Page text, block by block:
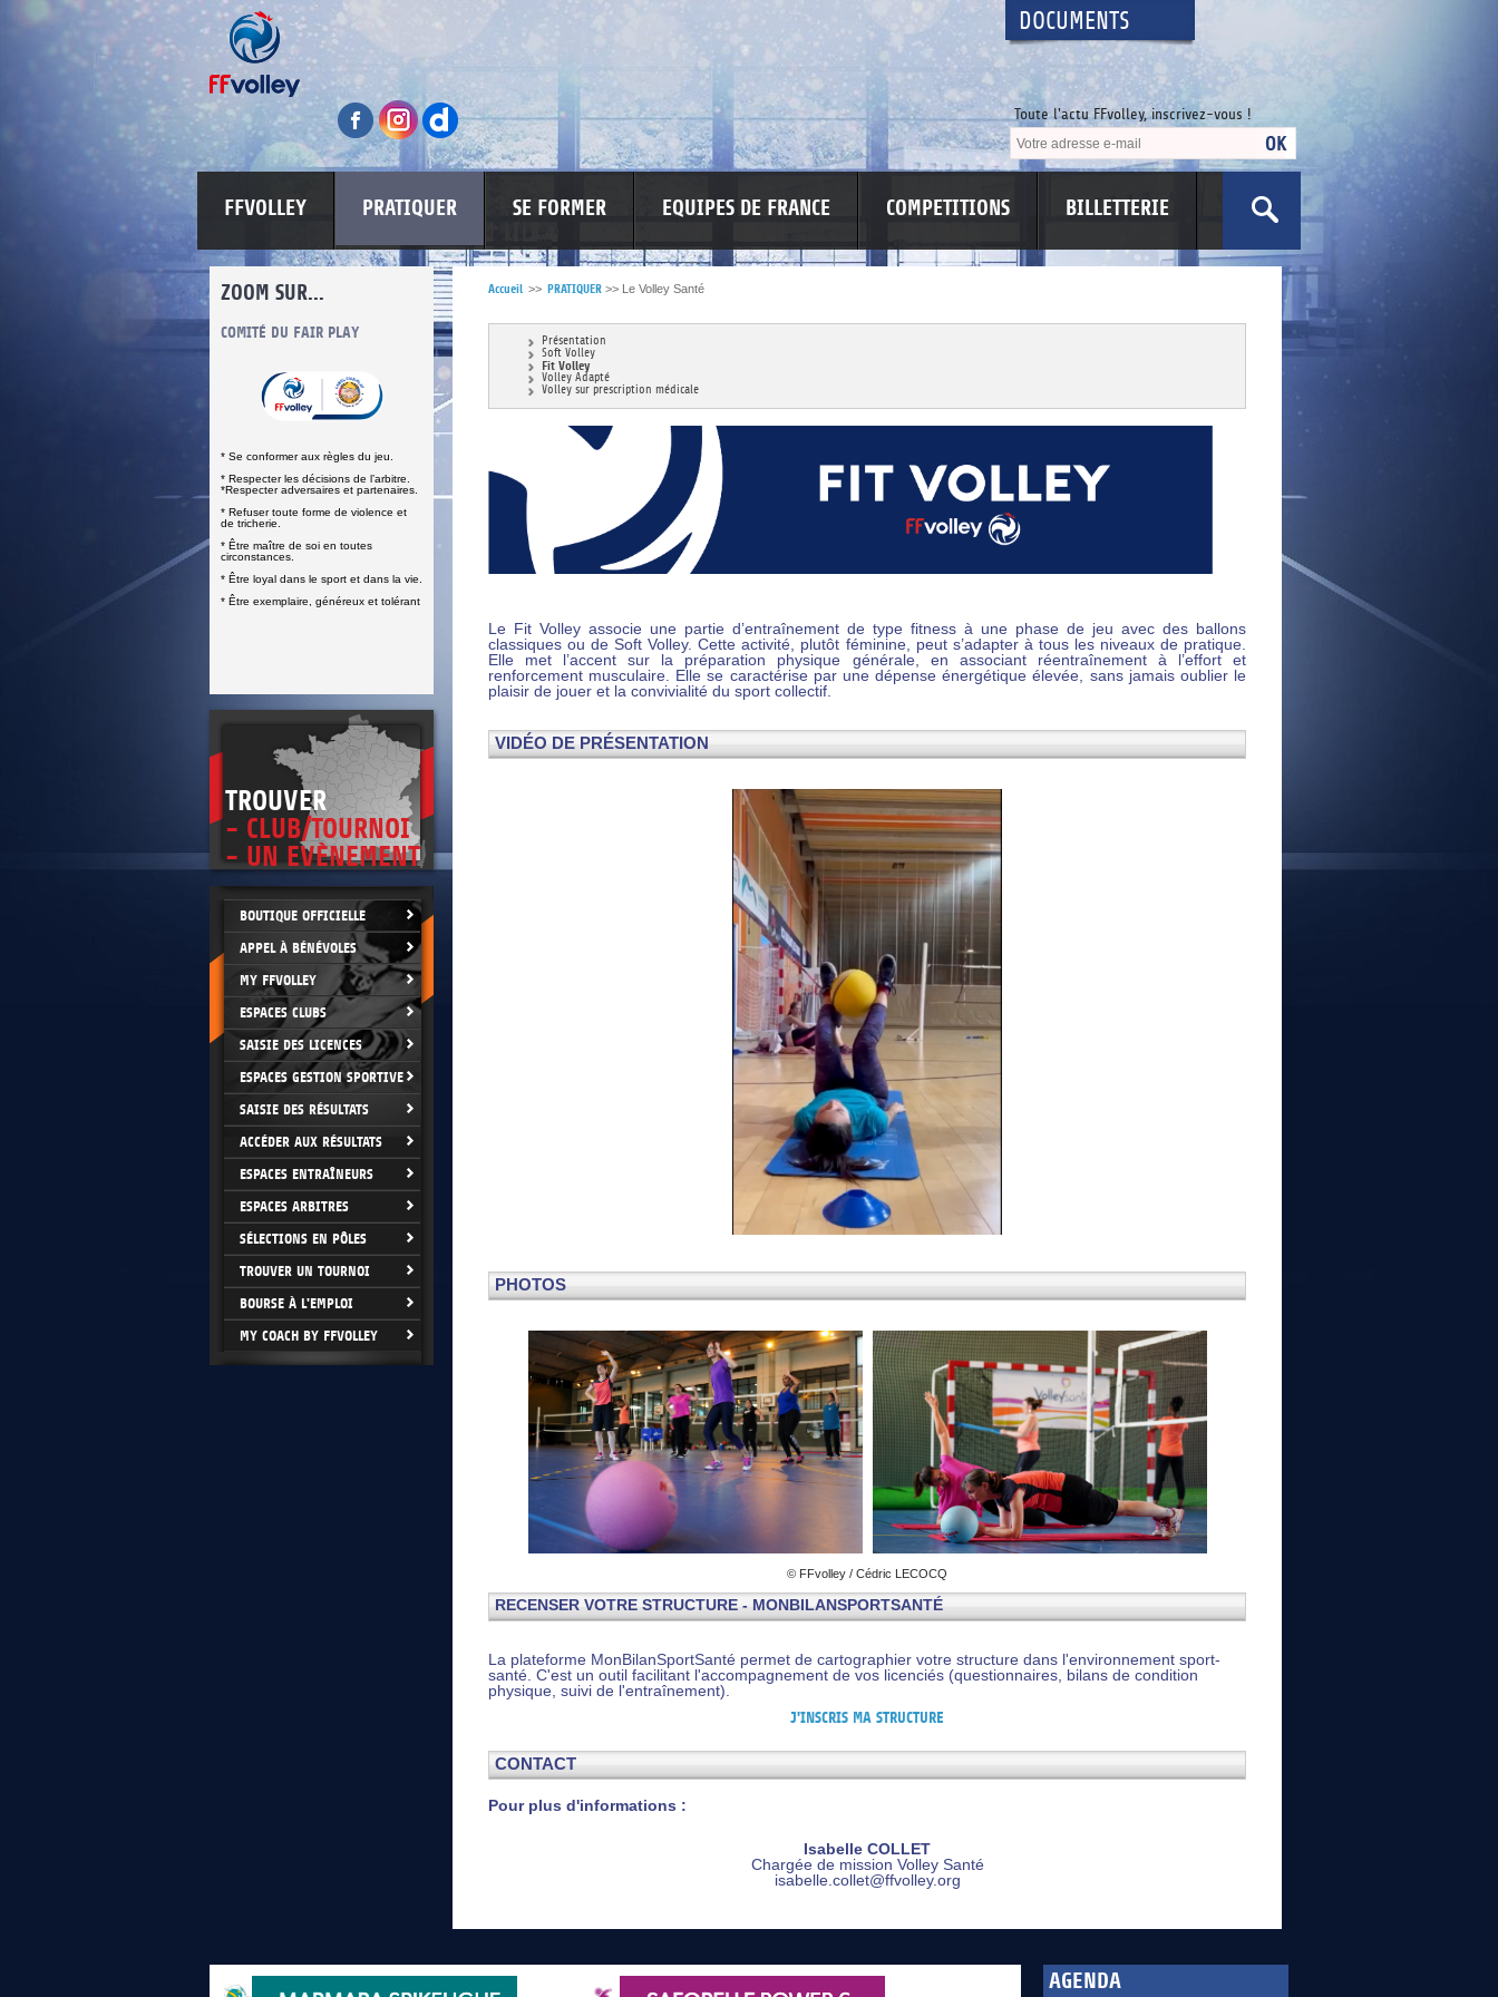
DOCUMENTS
Toute l'actu FFvolley, inscrivez-vous !
FFVOLLEY PRATIQUER SE FORMER EQUIPES DE FRANCE COMPETITIONS BILLETTERIE
ZOOM SUR...
DOCUMENTS UTILES
CLIQUEZ ICI
COMITÉ DU FAIR PLAY
* Se conformer aux règles du jeu.
* Respecter les décisions de l’arbitre.
*Respecter adversaires et partenaires.
* Refuser toute forme de violence et
de tricherie.
* Être maître de soi en toutes
circonstances.
* Être loyal dans le sport et dans la vie.
* Être exemplaire, généreux et tolérant
LUTTE CONTRE LES VIOLENCES
DOCUMENTS UTILES
SITUATION SANITAIRE
COVID-19
>CLIQUEZ ICI
TROUVER
- CLUB/TOURNOI
- UN EVÈNEMENT
BOUTIQUE OFFICIELLE
APPEL À BÉNÉVOLES
MY FFVOLLEY
ESPACES CLUBS
SAISIE DES LICENCES
ESPACES GESTION SPORTIVE
SAISIE DES RÉSULTATS
ACCÉDER AUX RÉSULTATS
ESPACES ENTRAÎNEURS
ESPACES ARBITRES
SÉLECTIONS EN PÔLES
TROUVER UN TOURNOI
BOURSE À L'EMPLOI
MY COACH BY FFVOLLEY
Accueil >> PRATIQUER >> Le Volley Santé
Présentation
Soft Volley
Fit Volley
Volley Adapté
Volley sur prescription médicale
Le Fit Volley associe une partie d’entraînement de type fitness à une phase de jeu avec des ballons
classiques ou de Soft Volley. Cette activité, plutôt féminine, peut s’adapter à tous les niveaux de pratique.
Elle met l’accent sur la préparation physique générale, en associant réentraînement à l’effort et
renforcement musculaire. Elle se caractérise par une dépense énergétique élevée, sans jamais oublier le
plaisir de jouer et la convivialité du sport collectif.
VIDÉO DE PRÉSENTATION
PHOTOS
© FFvolley / Cédric LECOCQ
RECENSER VOTRE STRUCTURE - MONBILANSPORTSANTÉ
La plateforme MonBilanSportSanté permet de cartographier votre structure dans l'environnement sport-
santé. C'est un outil facilitant l'accompagnement de vos licenciés (questionnaires, bilans de condition
physique, suivi de l'entraînement).
J'INSCRIS MA STRUCTURE
CONTACT
Pour plus d'informations :
Isabelle COLLET
Chargée de mission Volley Santé
isabelle.collet@ffvolley.org
AGENDA